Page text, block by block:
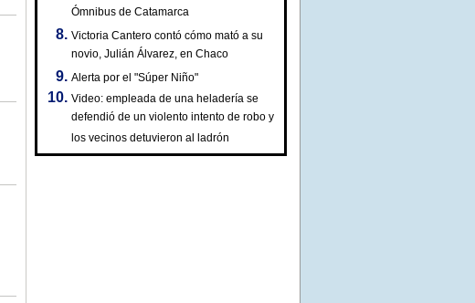
Ómnibus de Catamarca
Victoria Cantero contó cómo mató a su
novio, Julián Álvarez, en Chaco
Alerta por el "Súper Niño"
Video: empleada de una heladería se
defendió de un violento intento de robo y
los vecinos detuvieron al ladrón